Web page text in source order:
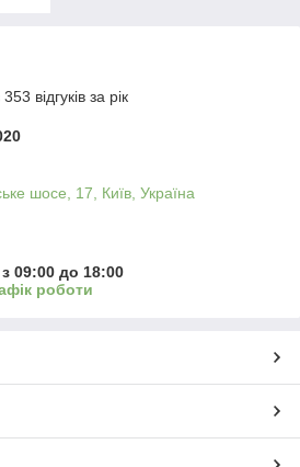
відгуків за рік
шосе, 17, Київ, Україна
09:00 до 18:00
роботи